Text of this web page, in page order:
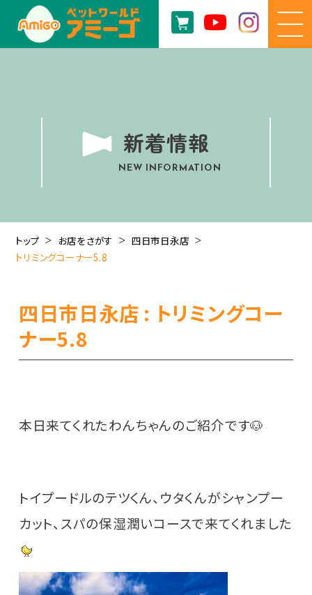
新着情報
NEW INFORMATION
トップ お店をさがす
四日市日永店
トリミングコーナー5.8
四日市日永店 : トリミングコー
ナー5.8
本日来てくれたわんちゃんのご紹介です🐶
トイプードルのテツくん、ウタくんがシャンプー
カット、スパの保湿潤いコースで来てくれました